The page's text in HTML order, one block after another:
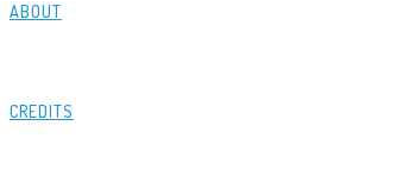
ABOUT
CREDITS